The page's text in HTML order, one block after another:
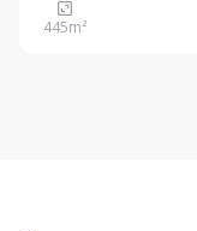
acomodar sua
garagem e um
445m²